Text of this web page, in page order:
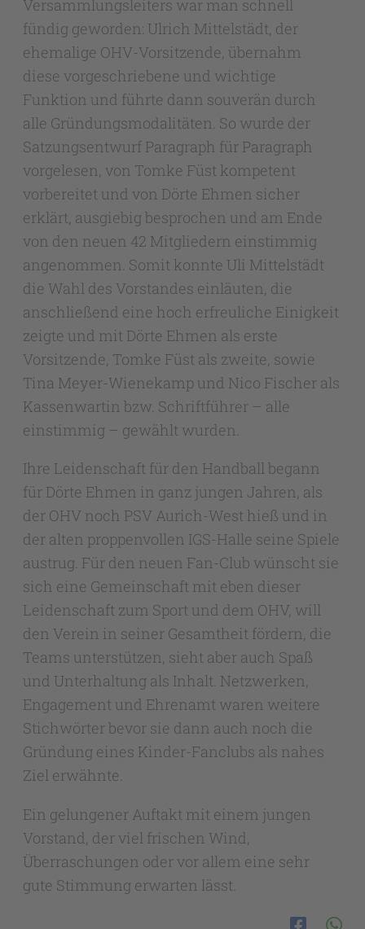
Versammlungsleiters war man schnell
fündig geworden: Ulrich Mittelstädt, der
ehemalige OHV-Vorsitzende, übernahm
diese vorgeschriebene und wichtige
Funktion und führte dann souverän durch
alle Gründungsmodalitäten. So wurde der
Satzungsentwurf Paragraph für Paragraph
vorgelesen, von Tomke Füst kompetent
vorbereitet und von Dörte Ehmen sicher
erklärt, ausgiebig besprochen und am Ende
von den neuen 42 Mitgliedern einstimmig
angenommen. Somit konnte Uli Mittelstädt
die Wahl des Vorstandes einläuten, die
anschließend eine hoch erfreuliche Einigkeit
zeigte und mit Dörte Ehmen als erste
Vorsitzende, Tomke Füst als zweite, sowie
Tina Meyer-Wienekamp und Nico Fischer als
Kassenwartin bzw. Schriftführer – alle
einstimmig – gewählt wurden.
Ihre Leidenschaft für den Handball begann
für Dörte Ehmen in ganz jungen Jahren, als
der OHV noch PSV Aurich-West hieß und in
der alten proppenvollen IGS-Halle seine Spiele
austrug. Für den neuen Fan-Club wünscht sie
sich eine Gemeinschaft mit eben dieser
Leidenschaft zum Sport und dem OHV, will
den Verein in seiner Gesamtheit fördern, die
Teams unterstützen, sieht aber auch Spaß
und Unterhaltung als Inhalt. Netzwerken,
Engagement und Ehrenamt waren weitere
Stichwörter bevor sie dann auch noch die
Gründung eines Kinder-Fanclubs als nahes
Ziel erwähnte.
Ein gelungener Auftakt mit einem jungen
Vorstand, der viel frischen Wind,
Überraschungen oder vor allem eine sehr
gute Stimmung erwarten lässt.